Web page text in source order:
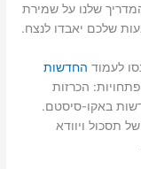
שלנו על שמירת
שלכם יאבדו לנצח.
לעמוד החדשות
הכרזות
תסכול ויוודא